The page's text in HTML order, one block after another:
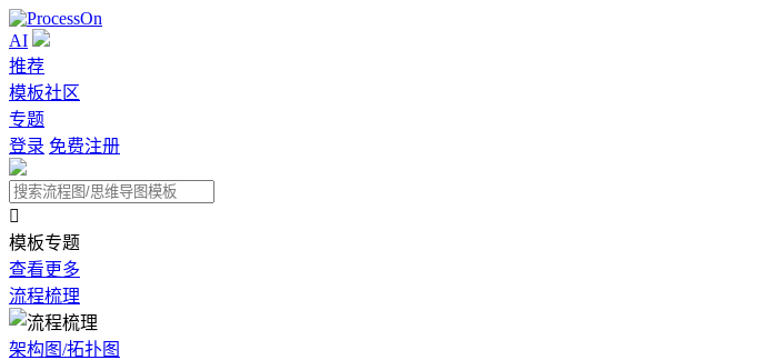
AI
推荐
模板社区
专题
登录 免费注册

模板专题
查看更多
流程梳理
架构图/拓扑图